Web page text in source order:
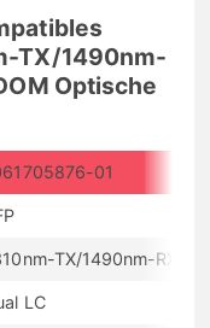
TX/1490nm-
Optische
01
TX/1490nm-RX
LC